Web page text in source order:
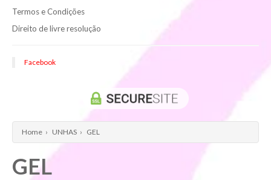
Termos e Condições
Direito de livre resolução
Facebook
Home › UNHAS › GEL
GEL